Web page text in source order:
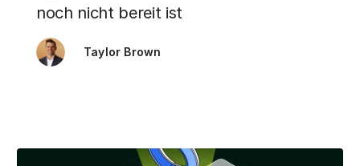
noch nicht bereit ist
Taylor Brown